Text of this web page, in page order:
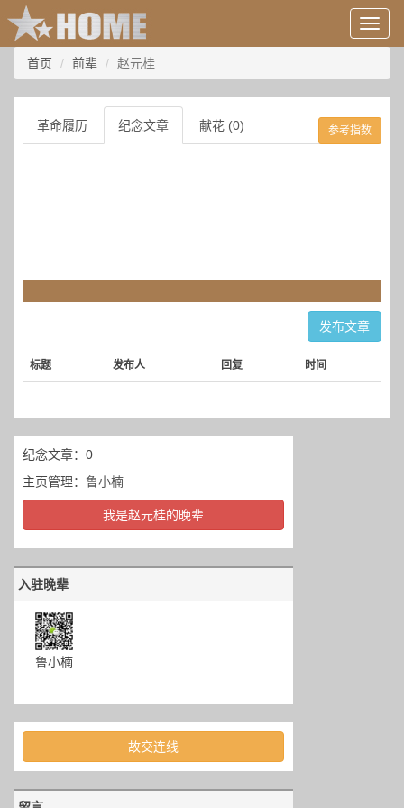
用
户
息/
登
录
等
首页 前辈 赵元桂
革命履历 纪念文章 献花 (0) 参考指数
发布文章
标题 发布人 回复 时间
纪念文章：0
主页管理： 鲁小楠
我是赵元桂的晚辈
入驻晚辈
鲁小楠
故交连线